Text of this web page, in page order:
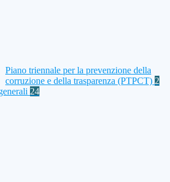
Piano triennale per la prevenzione della
corruzione e della trasparenza (PTPCT) 2
24